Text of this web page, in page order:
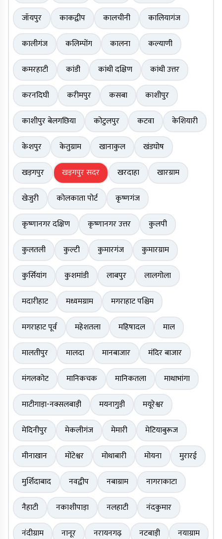
जॉयपुर
काकद्वीप कालचीनी
कालियागंज
कालीगंज
कलिम्पोंग कालना
कल्याणी
कमरहाटी
कांडी कांथी दक्षिण
कांथी उत्तर
करनदिघी
करीमपुर कसबा
काशीपुर
काशीपुर बेलगछिया
कोटुलपुर कटवा
केशियारी
केशपुर
केतुग्राम खानाकुल
खंडघोष
खड़गपुर
खड़गपुर सदर खरदाहा
खारग्राम
खेजुरी
कोलकाता पोर्ट
कृष्णगंज
कृष्णानगर दक्षिण
कृष्णानगर उत्तर
कुलपी
कुलतली
कुल्टी कुमारगंज
कुमारग्राम
कुर्सियांग
कुशमांडी लाबपुर
लालगोला
मदारीहाट
मध्यमग्राम
मगराहाट पश्चिम
मगराहाट पूर्व
महेशतला महिषादल
माल
मालतीपुर
मालदा मानबाजार
मंदिर बाजार
मंगलकोट
मानिकचक मानिकतला
माथाभांगा
माटीगाड़ा-नक्सलबाड़ी
मयनागुड़ी
मयूरेश्वर
मेदिनीपुर
मेकलीगंज मेमारी
मेटियाबुरूज
मीनाखान
मोंटेश्वर मोथाबारी मोयना
मुरारई
मुर्शिदाबाद
नवद्वीप नबाग्राम
नागराकाटा
नैहाटी
नकाशीपाड़ा नलहाटी
नंदकुमार
नंदीग्राम
नानूर नरायनगढ़ नटबाड़ी नयाग्राम